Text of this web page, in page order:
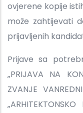
ovjerene kopije
može zahtijevati
prijavljenih
Prijave sa
„PRIJAVA NA
ZVANJE